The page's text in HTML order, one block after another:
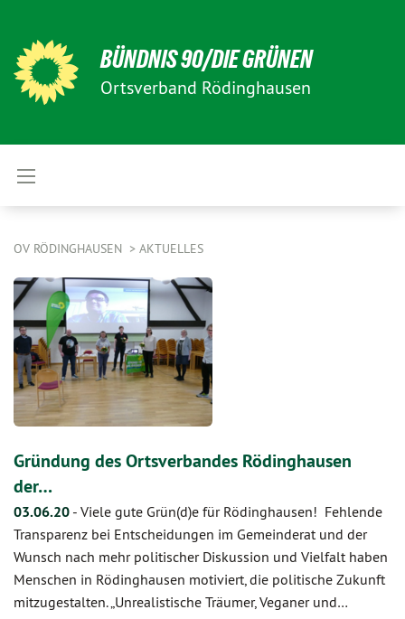
BÜNDNIS 90/DIE GRÜNEN
Ortsverband Rödinghausen
OV RÖDINGHAUSEN AKTUELLES
Gründung des Ortsverbandes Rödinghausen
der…
03.06.20 - Viele gute Grün(d)e für Rödinghausen! Fehlende
Transparenz bei Entscheidungen im Gemeinderat und der
Wunsch nach mehr politischer Diskussion und Vielfalt haben
Menschen in Rödinghausen motiviert, die politische Zukunft
mitzugestalten. „Unrealistische Träumer, Veganer und…